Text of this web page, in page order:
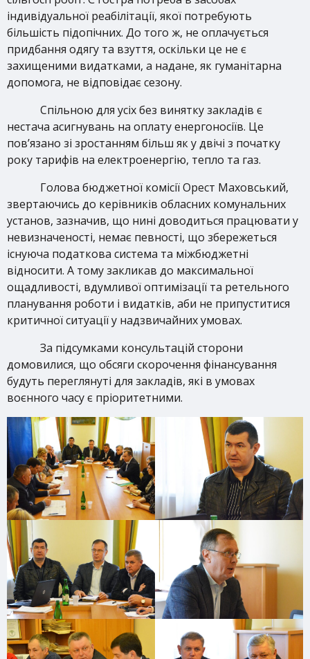
індивідуальної реабілітації, якої потребують
більшість підопічних. До того ж, не оплачується
придбання одягу та взуття, оскільки це не є
захищеними видатками, а надане, як гуманітарна
допомога, не відповідає сезону.
Спільною для усіх без винятку закладів є
нестача асигнувань на оплату енергоносіїв. Це
пов’язано зі зростанням більш як у двічі з початку
року тарифів на електроенергію, тепло та газ.
Голова бюджетної комісії Орест Маховський,
звертаючись до керівників обласних комунальних
установ, зазначив, що нині доводиться працювати у
невизначеності, немає певності, що збережеться
існуюча податкова система та міжбюджетні
відносити. А тому закликав до максимальної
ощадливості, вдумливої оптимізації та ретельного
планування роботи і видатків, аби не припуститися
критичної ситуації у надзвичайних умовах.
За підсумками консультацій сторони
домовилися, що обсяги скорочення фінансування
будуть переглянуті для закладів, які в умовах
воєнного часу є пріоритетними.